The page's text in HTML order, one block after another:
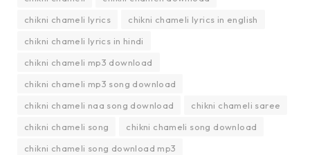
chikni chameli lyrics
chikni chameli lyrics in english
chikni chameli lyrics in hindi
chikni chameli mp3 download
chikni chameli mp3 song download
chikni chameli naa song download
chikni chameli saree
chikni chameli song
chikni chameli song download
chikni chameli song download mp3